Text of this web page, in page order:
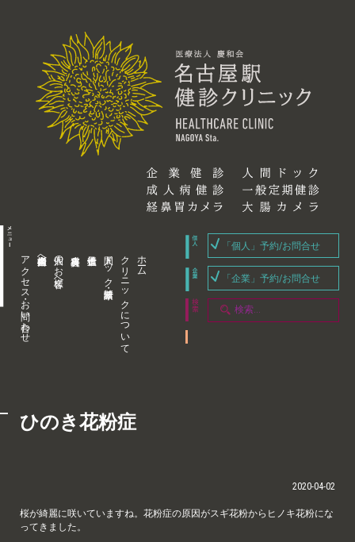
アクセス・お問い合わせ 企業内担当者様へ 個人のお客様へ 人間ドック・健康診断 クリニックについて ホーム
「個人」予約/お問合せ
「企業」予約/お問合せ
ひのき花粉症
2020-04-02
桜が綺麗に咲いていますね。花粉症の原因がスギ花粉からヒノキ花粉にな
ってきました。